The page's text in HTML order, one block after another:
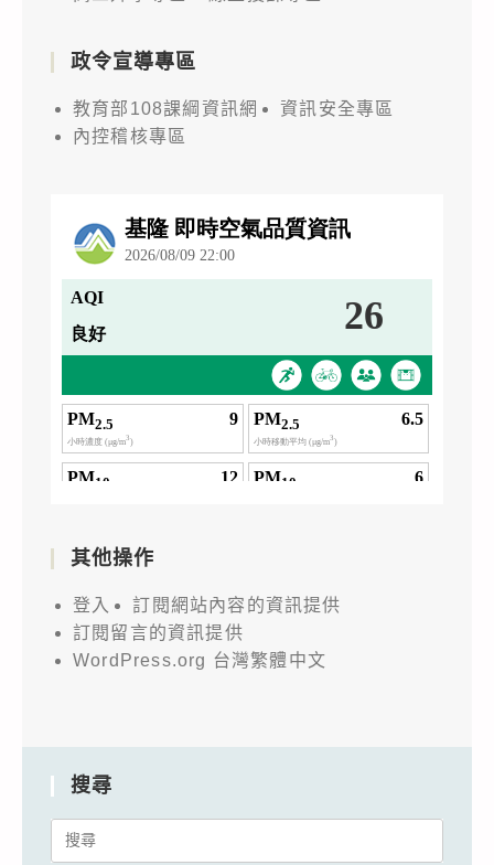
政令宣導專區
教育部108課綱資訊網
資訊安全專區
內控稽核專區
其他操作
登入
訂閱網站內容的資訊提供
訂閱留言的資訊提供
WordPress.org 台灣繁體中文
搜尋
Search